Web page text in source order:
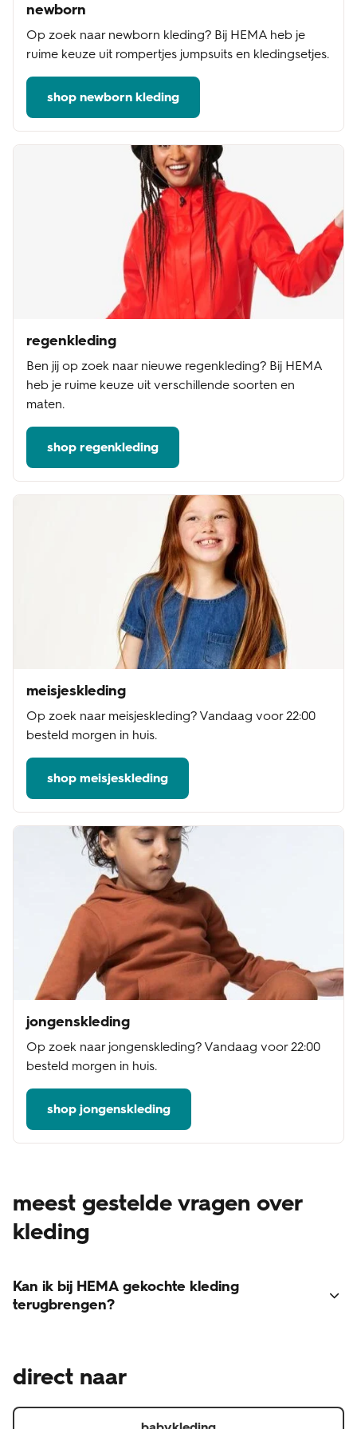
newborn
Op zoek naar newborn kleding? Bij HEMA heb je
ruime keuze uit rompertjes jumpsuits en kledingsetjes.
shop newborn kleding
regenkleding
Ben jij op zoek naar nieuwe regenkleding? Bij HEMA
heb je ruime keuze uit verschillende soorten en
maten.
shop regenkleding
meisjeskleding
Op zoek naar meisjeskleding? Vandaag voor 22:00
besteld morgen in huis.
shop meisjeskleding
jongenskleding
Op zoek naar jongenskleding? Vandaag voor 22:00
besteld morgen in huis.
shop jongenskleding
meest gestelde vragen over
kleding
Kan ik bij HEMA gekochte kleding
terugbrengen?
Het artikel is onbeschadigd. (is het artikel beschadigd,
Het product zit in de originele verpakking en het
direct naar